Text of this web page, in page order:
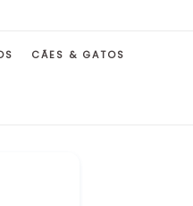
CÃES & GATOS